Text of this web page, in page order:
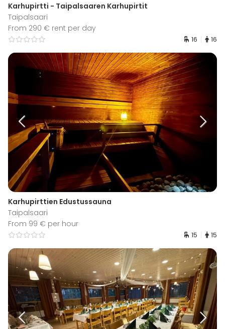
Karhupirtti - Taipalsaaren Karhupirtit
Taipalsaari
From 290 € rent per day
16 16
Karhupirttien Edustussauna
Taipalsaari
From 99 € per hour
15 15